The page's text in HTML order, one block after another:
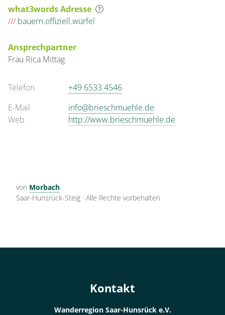
what3words Adresse
/// bauern.offiziell.würfel
Ansprechpartner
Frau Rica Mittag
Telefon
+49 6533 4546
E-Mail
info@brieschmuehle.de
Web
http://www.brieschmuehle.de
von Morbach
Saar-Hunsrück-Steig · Alle Rechte vorbehalten
Kontakt
Wanderregion Saar-Hunsrück e.V.